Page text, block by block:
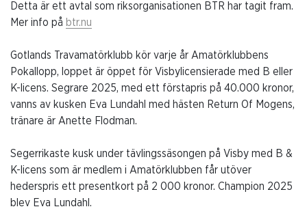
Detta är ett avtal som riksorganisationen BTR har tagit fram.
Mer info på btr.nu
Gotlands Travamatörklubb kör varje år Amatörklubbens
Pokallopp, loppet är öppet för Visbylicensierade med B eller
K-licens. Segrare 2025, med ett förstapris på 40.000 kronor,
vanns av kusken Eva Lundahl med hästen Return Of Mogens,
tränare är Anette Flodman.
Segerrikaste kusk under tävlingssäsongen på Visby med B &
K-licens som är medlem i Amatörklubben får utöver
hederspris ett presentkort på 2 000 kronor. Champion 2025
blev Eva Lundahl.